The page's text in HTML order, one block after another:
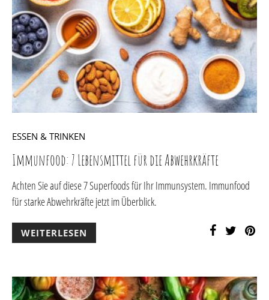
ESSEN & TRINKEN
Immunfood: 7 Lebensmittel für die Abwehrkräfte
Achten Sie auf diese 7 Superfoods für Ihr Immunsystem. Immunfood
für starke Abwehrkräfte jetzt im Überblick.
WEITERLESEN